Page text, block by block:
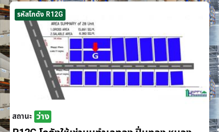
รหัสโกดัง R12G
สถานะ ว่าง